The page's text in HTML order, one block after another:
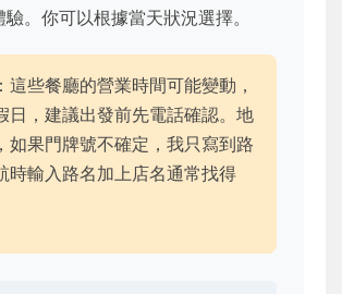
。你可以根據當天狀況選擇。
：這些餐廳的營業時間可能變動，
日，建議出發前先電話確認。地
如果門牌號不確定，我只寫到路
時輸入路名加上店名通常找得